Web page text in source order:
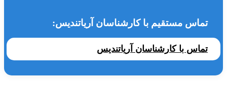
تماس مستقیم با کارشناسان آریاتندیس:
تماس با کارشناسان آریاتندیس